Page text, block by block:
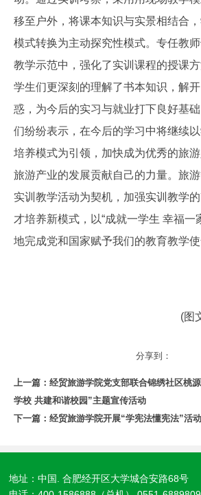
移至户外，将课本知识与实景相结合
模式转换为主动探究性模式。专任教
教学示范中，强化了实训课程的授课方
学生们更深刻的理解了书本知识，解
惑，为今后的实习与就业打下良好基
们纷纷表示，在今后的学习中将继续以
培养模式为引领，加快成为优秀的旅
旅游产业的发展贡献自己的力量。旅
实训教学活动为契机，加强实训教学
才培养新模式，以“成就一学生 幸福一
地完成党和国家赋予我们的教育教学使
(图
分享到：
上一篇： 经贸旅游学院党支部联合锦绣社区桃
学校 共建和谐校园”主题宣传活动
下一篇： 经贸旅游学院开展“学宪法懂宪法”活动
地址：中国. 合肥经开区大学城合安路68号